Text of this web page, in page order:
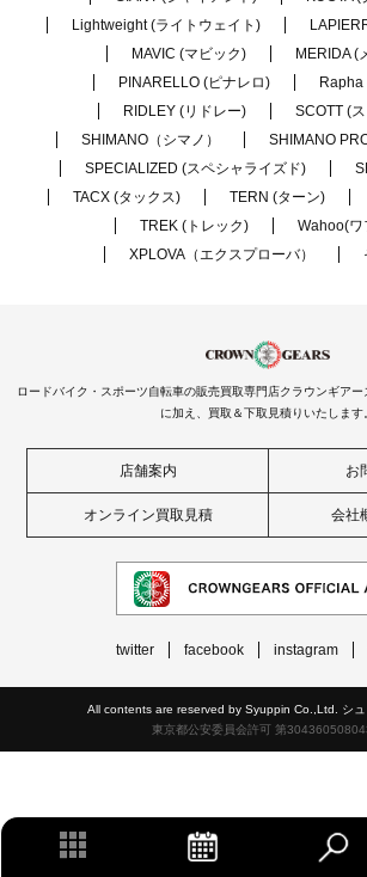
Lightweight (ライトウェイト)
MAVIC (マビック)
MERIDA (
PINARELLO (ピナレロ)
Rapha
RIDLEY (リドレー)
SCOTT (
SHIMANO（シマノ）
SHIMANO
SPECIALIZED (スペシャライズド)
TACX (タックス)
TERN (ターン)
TREK (トレック)
Wahoo(ワ
XPLOVA（エクスプローバ）
ロードバイク・スポーツ自転車の販売買取専門店クラウンギア
に加え、買取＆下取見積りいたします
店舗案内 お
オンライン買取見積 会社
twitter facebook instagram
All contents are reserved by Syuppin Co.,Ltd. シュ
東京都公安委員会許可 第